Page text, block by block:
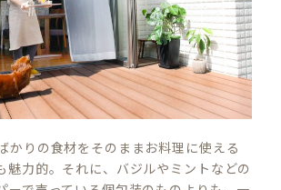
かりの食材をそのままお料理に使える
魅力的。それに、バジルやミントなどの